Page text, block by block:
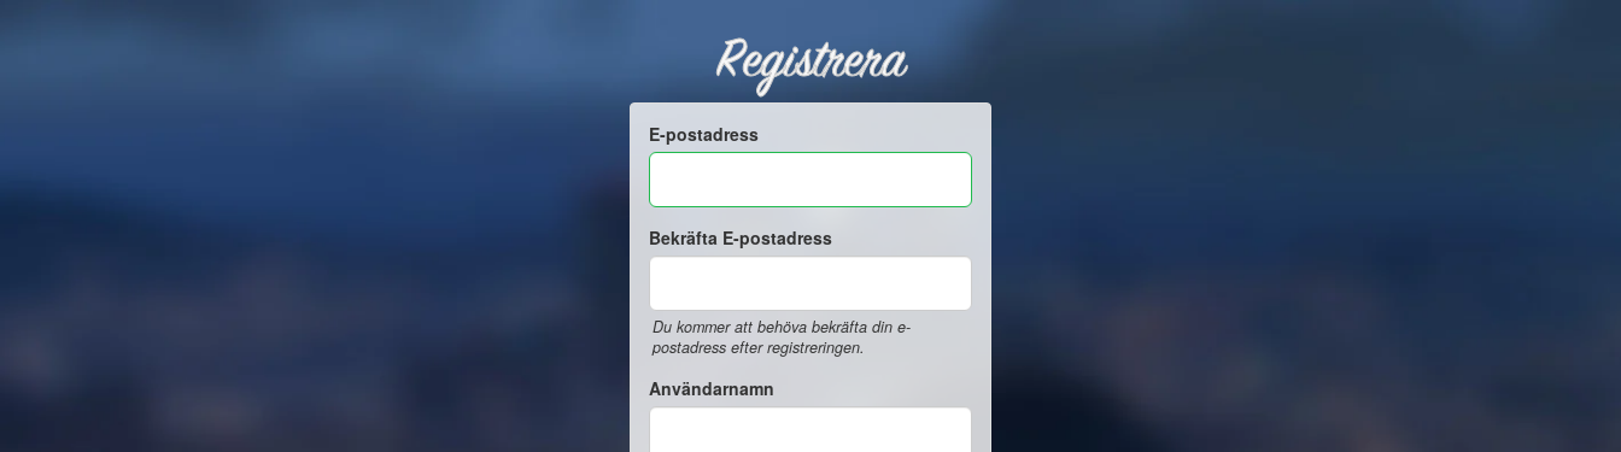
Registrera
E-postadress
Bekräfta E-postadress
Du kommer att behöva bekräfta din e-
postadress efter registreringen.
Användarnamn